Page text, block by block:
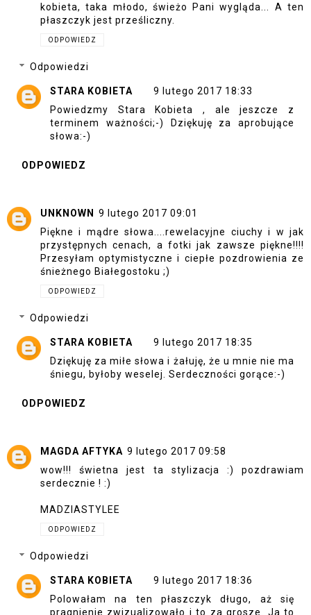
kobieta, taka młodo, świeżo Pani wygląda... A ten
płaszczyk jest prześliczny.
ODPOWIEDZ
Odpowiedzi
STARA KOBIETA
9 lutego 2017 18:33
Powiedzmy Stara Kobieta , ale jeszcze z
terminem ważności;-) Dziękuję za aprobujące
słowa:-)
ODPOWIEDZ
UNKNOWN
9 lutego 2017 09:01
Piękne i mądre słowa....rewelacyjne ciuchy i w jak
przystępnych cenach, a fotki jak zawsze piękne!!!!
Przesyłam optymistyczne i ciepłe pozdrowienia ze
śnieżnego Białegostoku ;)
ODPOWIEDZ
Odpowiedzi
STARA KOBIETA
9 lutego 2017 18:35
Dziękuję za miłe słowa i żałuję, że u mnie nie ma
śniegu, byłoby weselej. Serdeczności gorące:-)
ODPOWIEDZ
MAGDA AFTYKA 9 lutego 2017 09:58
wow!!! świetna jest ta stylizacja :) pozdrawiam
serdecznie ! :)
MADZIASTYLEE
ODPOWIEDZ
Odpowiedzi
STARA KOBIETA
9 lutego 2017 18:36
Polowałam na ten płaszczyk długo, aż się
pragnienie zwizualizowało i to za grosze. Ja to